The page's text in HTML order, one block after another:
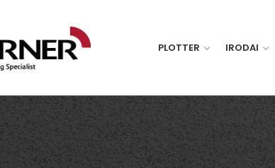
PLOTTER IRODAI